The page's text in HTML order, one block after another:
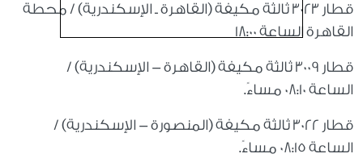
قطار 3023 ثالثة مكيفة (القاهرة ـ الإسكندرية) / محطة
القاهرة الساعة 18:00
قطار 3009 ثالثة مكيفة (القاهرة - الإسكندرية) /
الساعة 08:10 مساءً.
قطار 3022 ثالثة مكيفة (المنصورة - الإسكندرية) /
الساعة 08:15 مساءً.